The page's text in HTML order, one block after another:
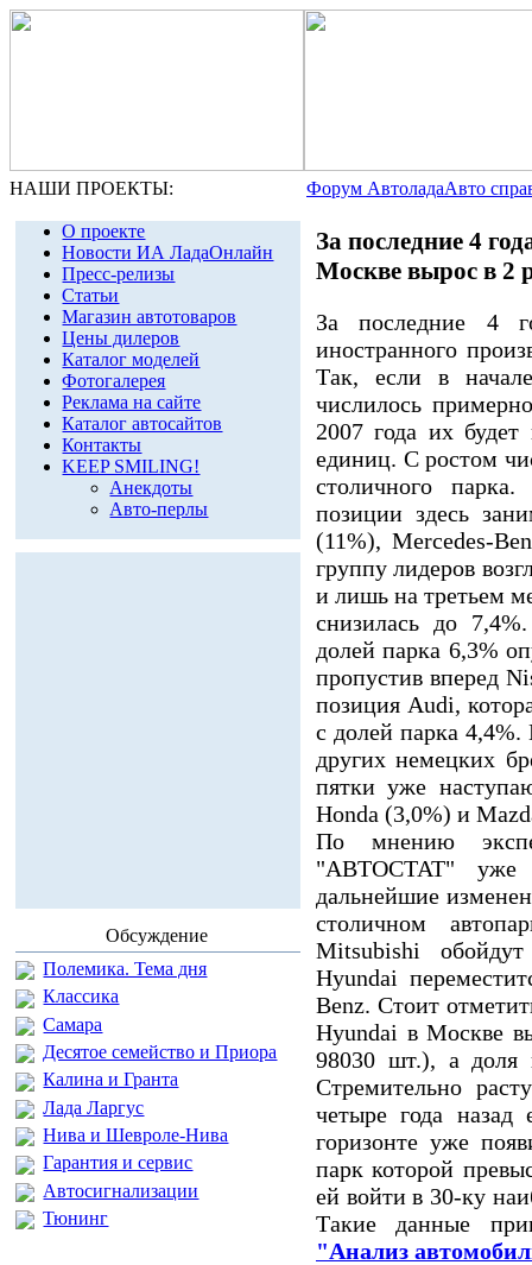
НАШИ ПРОЕКТЫ: Форум АвтоладаАвто
О проекте
Новости ИА ЛадаОнлайн
Пресс-релизы
Статьи
Магазин автотоваров
Цены дилеров
Каталог моделей
Фотогалерея
Реклама на сайте
Каталог автосайтов
Контакты
KEEP SMILING!
Анекдоты
Авто-перлы
Обсуждение
Полемика. Тема дня
Классика
Самара
Десятое семейство и Приора
Калина и Гранта
Лада Ларгус
Нива и Шевроле-Нива
Гарантия и сервис
Автосигнализации
Тюнинг
За последние 4
Москве вырос в 2
За последние 4
иностранного
Так, если в
числилось
2007 года их
единиц. С ростом
столичного
позиции здесь
(11%), Mercedes-
группу лидеров
и лишь на третьем
снизилась до
долей парка 6,3%
пропустив вперед
позиция Audi,
с долей парка 4,4%.
других немецких
пятки уже
Honda (3,0%) и
По мнению
"АВТОСТАТ" уже
дальнейшие
столичном
Mitsubishi
Hyundai
Benz. Стоит
Hyundai в Москве
98030 шт.), а доля
Стремительно
четыре года
горизонте уже
парк которой
ей войти в 30-ку
Такие данные
"Анализ